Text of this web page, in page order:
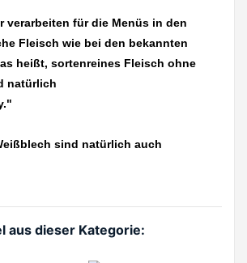
verarbeiten für die Menüs in den
Fleisch wie bei den bekannten
heißt, sortenreines Fleisch ohne
natürlich
sind natürlich auch
aus dieser Kategorie: